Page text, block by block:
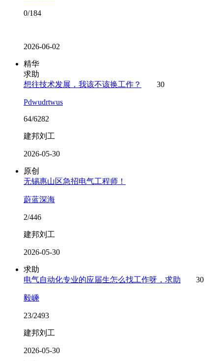
0/184
2026-06-02
精华
求助
想往技术发展，我该不该换工作？
30
Pdwudrtwus
64/6282
建邦刘工
2026-05-30
原创
无锡惠山区急招电气工程师！
蔚蓝深海
2/446
建邦刘工
2026-05-30
求助
电气自动化专业的应届生怎么找工作呀，求助
30
毅嵊
23/2493
建邦刘工
2026-05-30